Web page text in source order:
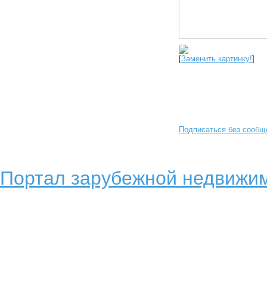
[Заменить картинку!]
Подписаться без
Портал зарубежной